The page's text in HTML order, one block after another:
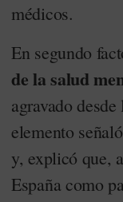
médicos.
En segundo
de la salud
agravado
elemento
y, explicó que,
España como